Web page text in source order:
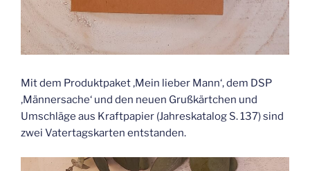
Mit dem Produktpaket ‚Mein lieber Mann‘, dem DSP
‚Männersache‘ und den neuen Grußkärtchen und
Umschläge aus Kraftpapier (Jahreskatalog S. 137) sind
zwei Vatertagskarten entstanden.